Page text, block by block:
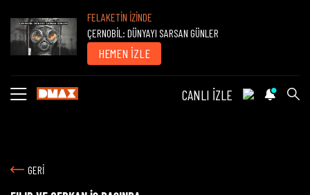
FELAKETİN İZİNDE
ÇERNOBİL: DÜNYAYI SARSAN GÜNLER
HEMEN İZLE
CANLI İZLE
GERİ